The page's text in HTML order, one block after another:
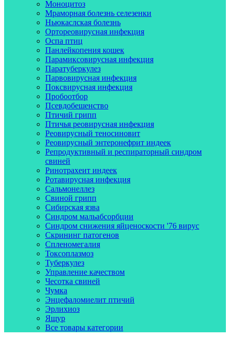
Моноцитоз
Мраморная болезнь селезенки
Ньюкаслская болезнь
Ортореовирусная инфекция
Оспа птиц
Панлейкопения кошек
Парамиксовирусная инфекция
Паратуберкулез
Парвовирусная инфекция
Поксвирусная инфекция
Пробоотбор
Псевдобешенство
Птичий грипп
Птичья реовирусная инфекция
Реовирусный теносиновит
Реовирусный энтеронефрит индеек
Репродуктивный и респираторный синдром
свиней
Ринотрахеит индеек
Ротавирусная инфекция
Сальмонеллез
Свиной грипп
Сибирская язва
Синдром мальабсорбции
Синдром снижения яйценоскости '76 вирус
Скрининг патогенов
Спленомегалия
Токсоплазмоз
Туберкулез
Управление качеством
Чесотка свиней
Чумка
Энцефаломиелит птичий
Эрлихиоз
Ящур
Все товары категории